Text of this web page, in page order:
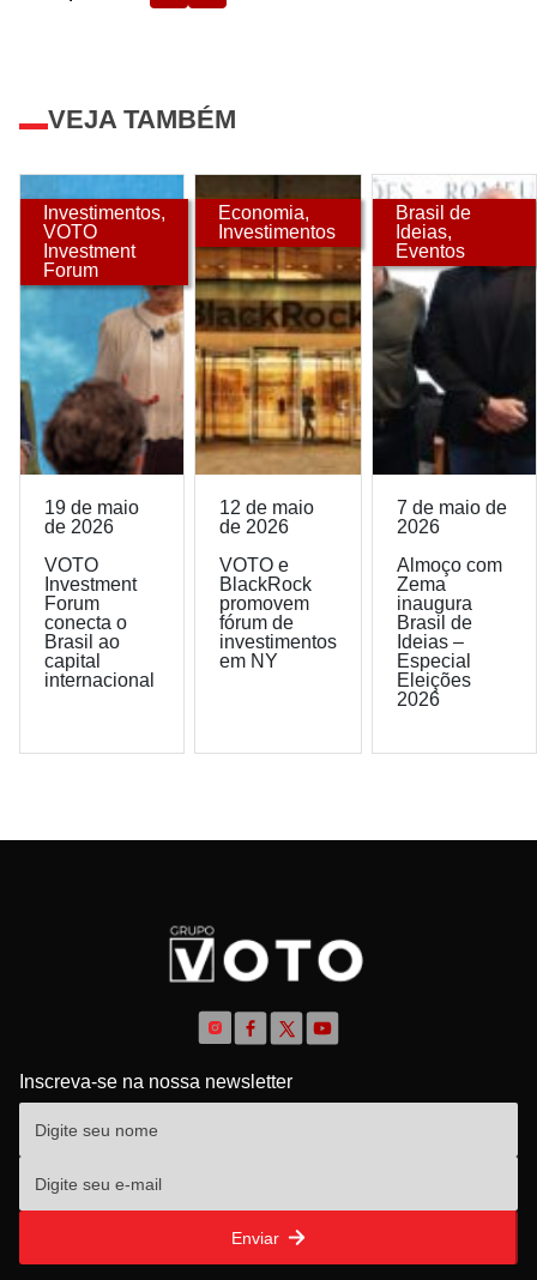
VEJA TAMBÉM
Investimentos,
VOTO
Investment
Forum
19 de maio
de 2026
VOTO
Investment
Forum
conecta o
Brasil ao
capital
internacional
Economia,
Investimentos
12 de maio
de 2026
VOTO e
BlackRock
promovem
fórum de
investimentos
em NY
Brasil de
Ideias,
Eventos
7 de maio de
2026
Almoço com
Zema
inaugura
Brasil de
Ideias –
Especial
Eleições
2026
Inscreva-se na nossa newsletter
Enviar